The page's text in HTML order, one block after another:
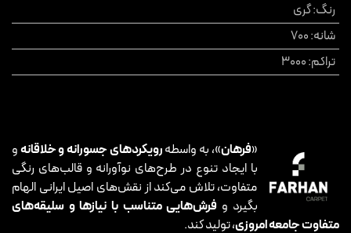
رنگ:گری
شانه:
700
تراکم:
3000
«فرهان»، به واسطهرویکردهای جسورانه و خلاقانهو
با ایجاد تنوع در طرح‌های نوآورانه و قالب‌های رنگی
متفاوت، تلاش می‌کند از نقش‌های اصیل ایرانی الهام
بگیرد و فرش‌هایی متناسب با نیازها و سلیقه‌های
متفاوت جامعه امروزی، تولید کند.